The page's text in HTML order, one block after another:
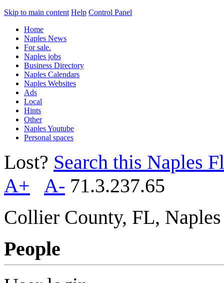
Skip to main content Help Control Panel
Home
Naples News
For sale.
Naples jobs
Business Directory
Naples Calendars
Naples Websites
Ads
Local
Hints
Other
Naples Youtube
Personal spaces
Lost? Search this Naples
A+
A- 71.3.237.65
Collier County, FL,
People